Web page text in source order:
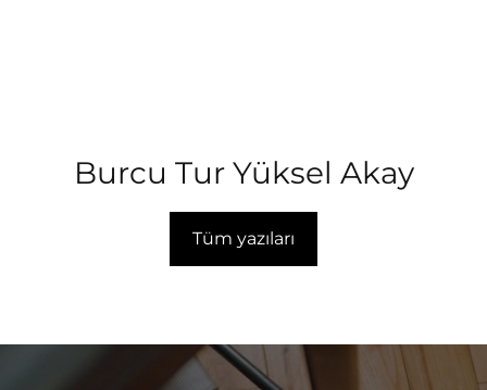
Burcu Tur Yüksel Akay
Tüm yazıları